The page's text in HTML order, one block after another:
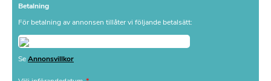
Betalning
För betalning av annonsen tillåter vi följande betalsätt:
Se Annonsvillkor